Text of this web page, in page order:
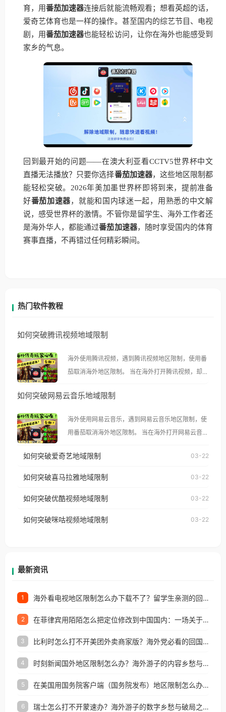
育，用番茄加速器连接后就能流畅观看；想看英超的话，
爱奇艺体育也是一样的操作。甚至国内的综艺节目、电视
剧，用番茄加速器也能轻松访问，让你在海外也能感受到
家乡的气息。
回到最开始的问题——在澳大利亚看CCTV5世界杯中文
直播无法播放？只要你选择番茄加速器，这些地区限制都
能轻松突破。2026年美加墨世界杯即将到来，提前准备
好番茄加速器，就能和国内球迷一起，用熟悉的中文解
说，感受世界杯的激情。不管你是留学生、海外工作者还
是海外华人，都能通过番茄加速器，随时享受国内的体育
赛事直播，不再错过任何精彩瞬间。
热门软件教程
如何突破腾讯视频地域限制
海外使用腾讯视频，遇到腾讯视频地区限制，使用番
茄取消海外地区限制。 当在海外打开腾讯视频，却突
示语。 海外用户如香港、澳门、台湾、美国、加拿
像其他音乐平台一样，出现地区及版权限制问题，且
仅能在中国大陆地区播放。 遇到这个问题的朋友们，
使用番茄回国加速器，即可解决「海外用户收听腾讯
台湾、美国、加拿大、澳大利亚、欧洲等国家和地区
权限制所困扰。
如何突破网易云音乐地域限制
海外使用网易云音乐，遇到网易云音乐地区限制，使
用番茄取消海外地区限制。 当在海外打开网易云音
播放”的提示语。 海外用户如香港、澳门、台湾、美
国、加拿大、澳大利亚、欧洲等国家和地区时，网易
制问题，且仅能在中国大陆地区播放。 遇到这个问题
户收听网易云音乐地区版权限制」的问题，无论人在
如何突破爱奇艺地域限制 03-22
如何突破喜马拉雅地域限制 03-22
如何突破优酷视频地域限制 03-22
如何突破咪咕视频地域限制 03-22
最新资讯
1 海外看电视地区限制怎么办下载不了？留学生亲测的回国加速方案（附2026世界杯观赛技巧）
2 在菲律宾用陌陌怎么把定位修改到中国国内：一场关于归属感与连接的探索
3 比利时怎么打不开美团外卖商家版？海外党必看的回国加速全攻略
4 时刻新闻国外地区限制怎么办？海外游子的内容乡愁与破局之路
5 在美国用国务院客户端（国务院发布）地区限制怎么办？3步解决海外看国内内容难题
6 瑞士怎么打不开蒙速办？海外游子的数字乡愁与破局之路